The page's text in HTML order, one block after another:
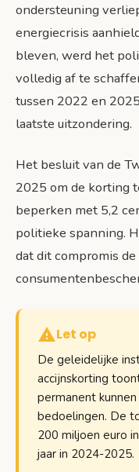
ondersteuning
energiecrisis
bleven, werd het
volledig af te
tussen 2022 en
laatste uitzondering.
Het besluit van de
2025 om de korting
beperken met 5,2
politieke spanning.
dat dit compromis
Let op
De geleidelijke
accijnskorting
permanent
bedoelingen. De
200 miljoen euro
jaar in 2024-2025.